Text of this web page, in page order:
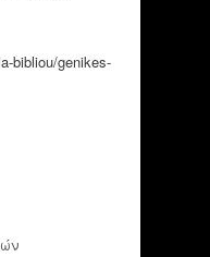
bibliou/genikes-